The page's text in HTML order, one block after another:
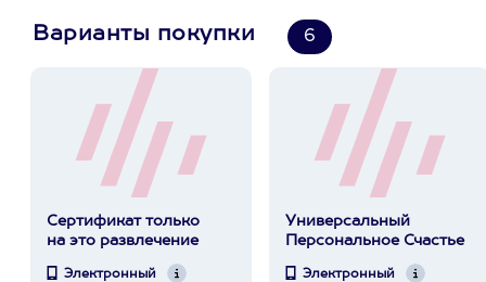
Варианты покупки 6
Сертификат только
на это развлечение
Электронный
Универсальный
Персональное Счастье
Электронный